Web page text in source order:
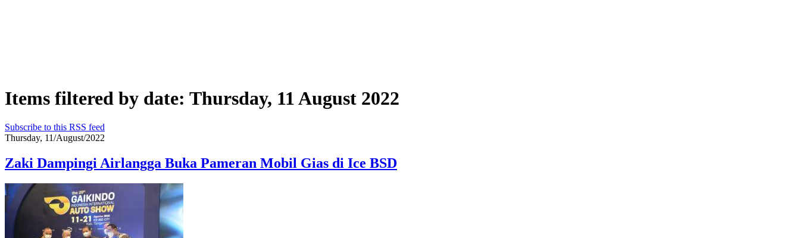
Items filtered by date: Thursday, 11 August 2022
Subscribe to this RSS feed
Thursday, 11/August/2022
Zaki Dampingi Airlangga Buka Pameran Mobil Gias di Ice BSD